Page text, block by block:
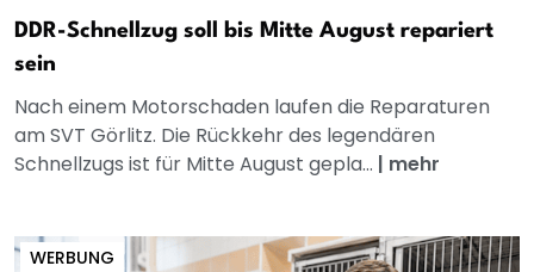
DDR-Schnellzug soll bis Mitte August repariert
sein
Nach einem Motorschaden laufen die Reparaturen
am SVT Görlitz. Die Rückkehr des legendären
Schnellzugs ist für Mitte August gepla... | mehr
WERBUNG